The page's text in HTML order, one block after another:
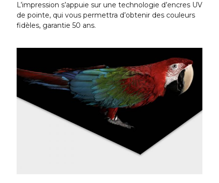
L’impression s’appuie sur une technologie d’encres UV
de pointe, qui vous permettra d’obtenir des couleurs
fidèles, garantie 50 ans.